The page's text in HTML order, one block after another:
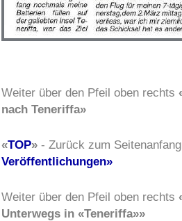
Weiter über den Pfeil oben rechts
nach Teneriffa»
«TOP» - Zurück zum
Veröffentlichungen»
Weiter über den Pfeil oben rechts
Unterwegs in «Teneriffa»»